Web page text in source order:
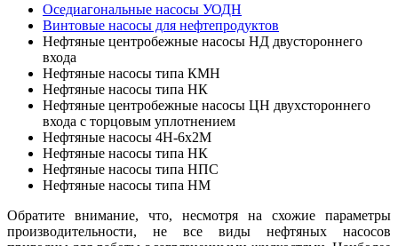
Оседиагональные насосы УОДН
Винтовые насосы для нефтепродуктов
Нефтяные центробежные насосы НД двустороннего
входа
Нефтяные насосы типа КМН
Нефтяные насосы типа НК
Нефтяные центробежные насосы ЦН двухстороннего
входа с торцовым уплотнением
Нефтяные насосы 4Н-6х2М
Нефтяные насосы типа НК
Нефтяные насосы типа НПС
Нефтяные насосы типа НМ
Обратите внимание, что, несмотря на схожие параметры
производительности, не все виды нефтяных насосов